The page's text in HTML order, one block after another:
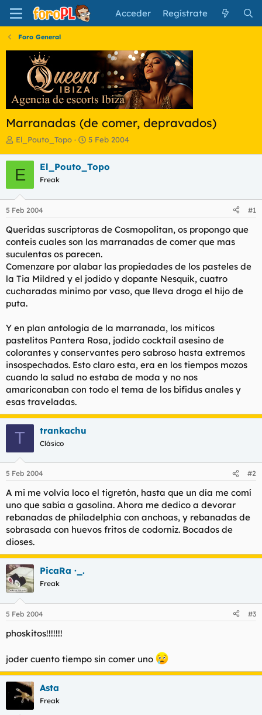
Acceder Regístrate
Foro General
Marranadas (de comer, depravados)
I
i
c
i
a
d
o
d
e
l
t
e
m
a
El_Pouto_Topo
F
h
e
i
c
i
o
5 Feb 2004
E El_Pouto_Topo
Freak
5 Feb 2004 #1
Queridas suscriptoras de Cosmopolitan, os propongo que
conteis cuales son las marranadas de comer que mas
suculentas os parecen.
Comenzare por alabar las propiedades de los pasteles de
la Tia Mildred y el jodido y dopante Nesquik, cuatro
cucharadas minimo por vaso, que lleva droga el hijo de
puta.
Y en plan antologia de la marranada, los miticos
pastelitos Pantera Rosa, jodido cocktail asesino de
colorantes y conservantes pero sabroso hasta extremos
insospechados. Esto claro esta, era en los tiempos mozos
cuando la salud no estaba de moda y no nos
amariconaban con todo el tema de los bifidus anales y
esas traveladas.
T trankachu
Clásico
5 Feb 2004 #2
A mi me volvía loco el tigretón, hasta que un día me comí
uno que sabía a gasolina. Ahora me dedico a devorar
rebanadas de philadelphia con anchoas, y rebanadas de
sobrasada con huevos fritos de codorniz. Bocados de
dioses.
PicaRa ·_.
Freak
5 Feb 2004 #3
phoskitos!!!!!!!
joder cuento tiempo sin comer uno
Asta
Freak